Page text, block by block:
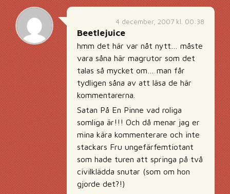
4 december, 2007 kl. 00:38
Beetlejuice
hmm det här var nåt nytt… måste
vara såna här magrutor som det
talas så mycket om… man får
tydligen såna av att läsa de här
kommentarerna.
Satan På En Pinne vad roliga
somliga är!!! Och då menar jag er
mina kära kommenterare och inte
stackars Fru ungefärfemtiotant
som hade turen att springa på två
civilklädda snutar (som om hon
gjorde det?!)